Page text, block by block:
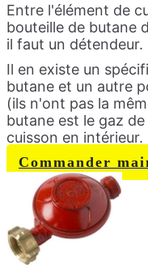
Entre l'élément de
bouteille de butane
il faut un détendeur.
Il en existe un
butane et un autre
(ils n'ont pas la
butane est le gaz
cuisson en intérieur.
Commander